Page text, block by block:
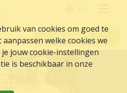
INLOGGEN
van cookies om goed te
welke cookies we
jouw cookie-instellingen
is beschikbaar in onze